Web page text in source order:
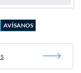
AVÍSANOS